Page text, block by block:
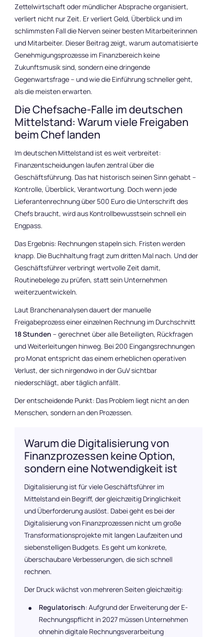
Zettelwirtschaft oder mündlicher Absprache organisiert,
verliert nicht nur Zeit. Er verliert Geld, Überblick und im
schlimmsten Fall die Nerven seiner besten Mitarbeiterinnen
und Mitarbeiter. Dieser Beitrag zeigt, warum automatisierte
Genehmigungsprozesse im Finanzbereich keine
Zukunftsmusik sind, sondern eine dringende
Gegenwartsfrage – und wie die Einführung schneller geht,
als die meisten erwarten.
Die Chefsache-Falle im deutschen
Mittelstand: Warum viele Freigaben
beim Chef landen
Im deutschen Mittelstand ist es weit verbreitet:
Finanzentscheidungen laufen zentral über die
Geschäftsführung. Das hat historisch seinen Sinn gehabt –
Kontrolle, Überblick, Verantwortung. Doch wenn jede
Lieferantenrechnung über 500 Euro die Unterschrift des
Chefs braucht, wird aus Kontrollbewusstsein schnell ein
Engpass.
Das Ergebnis: Rechnungen stapeln sich. Fristen werden
knapp. Die Buchhaltung fragt zum dritten Mal nach. Und der
Geschäftsführer verbringt wertvolle Zeit damit,
Routinebelege zu prüfen, statt sein Unternehmen
weiterzuentwickeln.
Laut Branchenanalysen dauert der manuelle
Freigabeprozess einer einzelnen Rechnung im Durchschnitt
18 Stunden – gerechnet über alle Beteiligten, Rückfragen
und Weiterleitungen hinweg. Bei 200 Eingangsrechnungen
pro Monat entspricht das einem erheblichen operativen
Verlust, der sich nirgendwo in der GuV sichtbar
niederschlägt, aber täglich anfällt.
Der entscheidende Punkt: Das Problem liegt nicht an den
Menschen, sondern an den Prozessen.
Warum die Digitalisierung von
Finanzprozessen keine Option,
sondern eine Notwendigkeit ist
Digitalisierung ist für viele Geschäftsführer im
Mittelstand ein Begriff, der gleichzeitig Dringlichkeit
und Überforderung auslöst. Dabei geht es bei der
Digitalisierung von Finanzprozessen nicht um große
Transformationsprojekte mit langen Laufzeiten und
siebenstelligen Budgets. Es geht um konkrete,
überschaubare Verbesserungen, die sich schnell
rechnen.
Der Druck wächst von mehreren Seiten gleichzeitig:
Regulatorisch: Aufgrund der Erweiterung der E-
Rechnungspflicht in 2027 müssen Unternehmen
ohnehin digitale Rechnungsverarbeitung